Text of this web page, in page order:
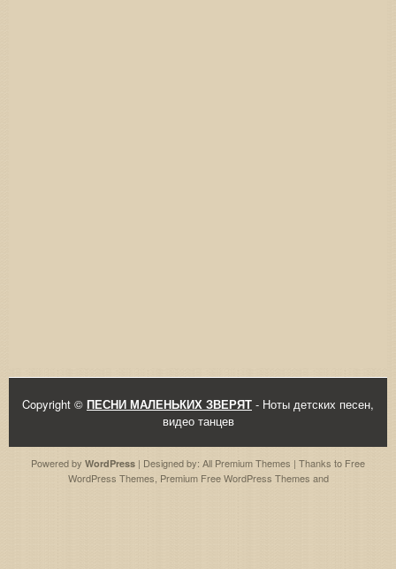
Copyright © ПЕСНИ МАЛЕНЬКИХ ЗВЕРЯТ - Ноты детских песен,
видео танцев
Powered by WordPress | Designed by: All Premium Themes | Thanks to Free
WordPress Themes, Premium Free WordPress Themes and